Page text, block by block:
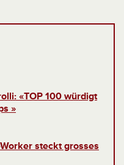
«TOP 100 würdigt
»
steckt grosses